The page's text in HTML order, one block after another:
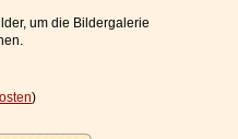
um die Bildergalerie
)